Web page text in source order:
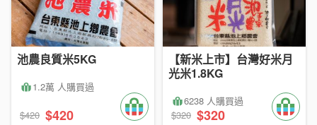
池農良質米5KG
1.2萬 人購買過
$420 $420
【新米上市】台灣好米月
光米1.8KG
6238 人購買過
$320 $320